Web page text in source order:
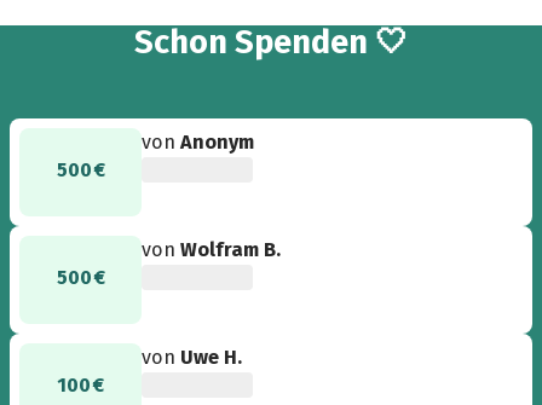
Schon 15
Spenden 🤍
500 €
vonAnonym
500 €
vonWolfram B.
100 €
von Uwe H.